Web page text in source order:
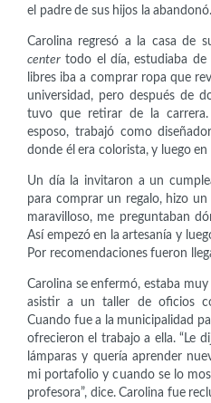
el padre de sus hijos la abandonó.
Carolina regresó a la casa de
center todo el día, estudiaba de
libres iba a comprar ropa que
universidad, pero después de
tuvo que retirar de la
esposo, trabajó como
donde él era colorista, y luego
Un día la invitaron a un
para comprar un regalo, hizo
maravilloso, me preguntaban
Así empezó en la artesanía y
Por recomendaciones fueron
Carolina se enfermó, estaba
asistir a un taller de oficios
Cuando fue a la municipalidad
ofrecieron el trabajo a ella. “Le
lámparas y quería aprender
mi portafolio y cuando se lo
profesora”, dice. Carolina fue